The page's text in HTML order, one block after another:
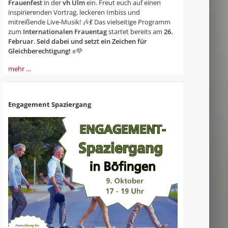
Frauenfestin dervh Ulmein. Freut euch auf einen
inspirierenden Vortrag, leckeren Imbiss und
mitreißende Live-Musik! 🎶💃 Das vielseitige Programm
zum Internationalen Frauentagstartet bereits am 26.
Februar.Seid dabei und setzt ein Zeichen für
Gleichberechtigung! ✊💜
mehr …
Engagement Spaziergang